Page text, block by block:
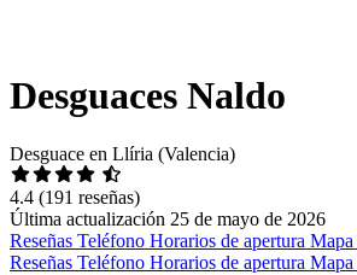
Desguaces Naldo
Desguace en Llíria (Valencia)
4.4 (191 reseñas)
Última actualización 25 de mayo de 2026
Reseñas Teléfono Horarios de apertura Mapa
Reseñas Teléfono Horarios de apertura Mapa